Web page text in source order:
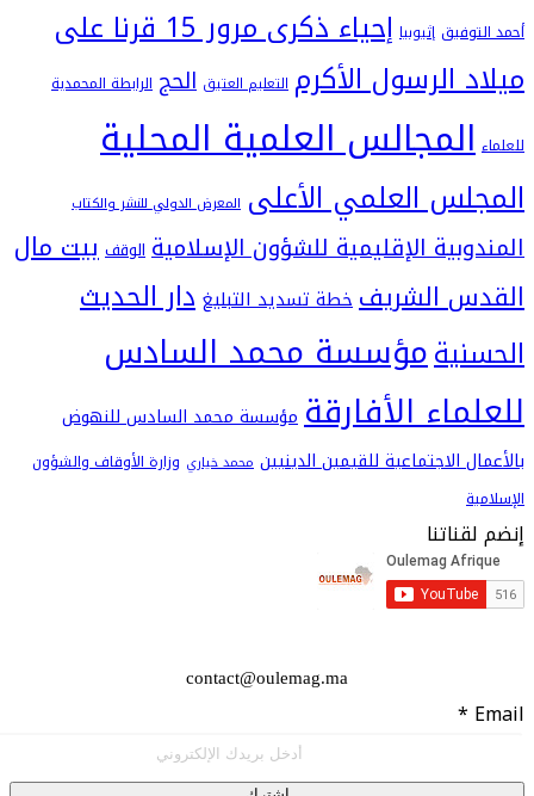
إثيوبيا
إحياء ذكرى مرور 15 قرنا على
الرسول الأكرم التعليم العتيق الحج الرابطة المحمدية
العلمية المحلية
العلمي الأعلى المعرض الدولي للنشر والكتاب
الإقليمية للشؤون الإسلامية الوقف بيت مال
الشريفخطة تسديد التبليغدار الحديث
مؤسسة محمد السادس
الأفارقةمؤسسة محمد السادس للنهوض
الاجتماعية للقيمين الدينيين محمد خياري وزارة الأوقاف والشؤون
contact@oulemag.ma